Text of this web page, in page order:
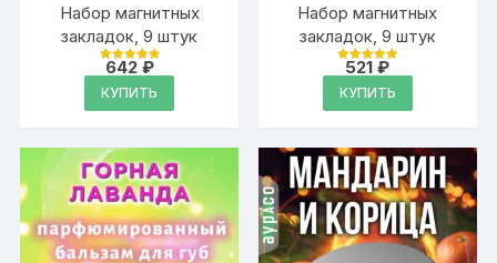
Набор магнитных
закладок, 9 штук
Оценка
из 5
642 ₽
КУПИТЬ
Набор магнитных
закладок, 9 штук
Оценка
из 5
521₽
КУПИТЬ